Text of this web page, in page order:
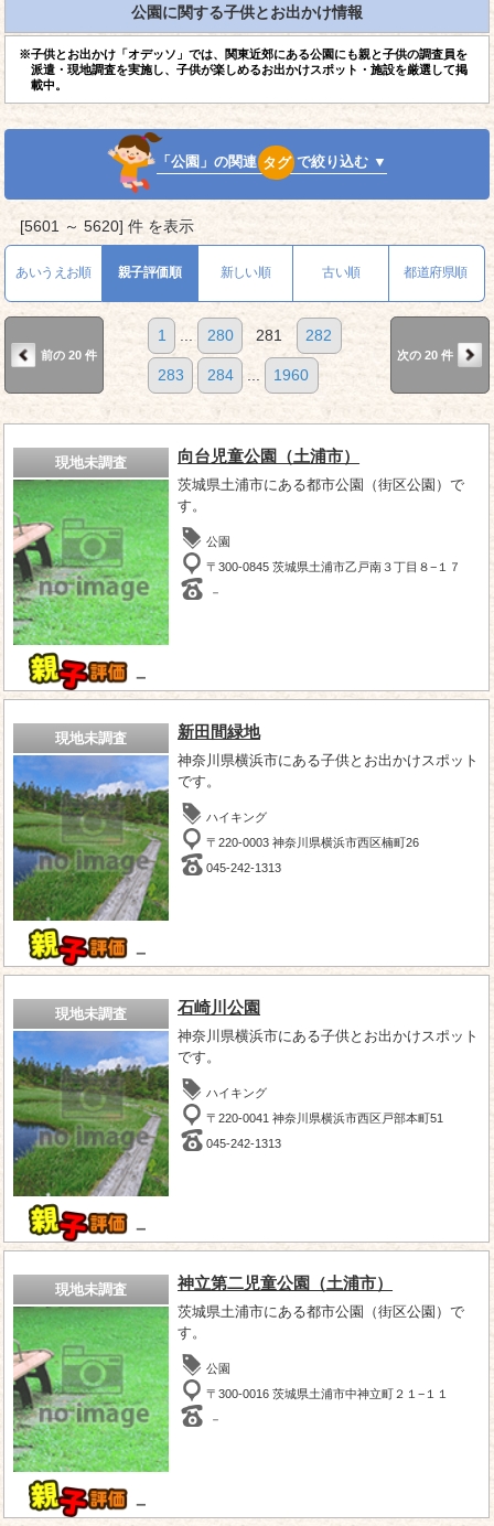
公園に関する子供とお出かけ情報
※子供とお出かけ「オデッソ」では、関東近郊にある公園にも親と子供の調査員を
派遣・現地調査を実施し、子供が楽しめるお出かけスポット・施設を厳選して掲
載中。
「公園」の関連 タグ で絞り込む ▼
[5601 ～ 5620] 件 を表示
あいうえお順 親子評価順 新しい順 古い順 都道府県順
前の 20 件
1 ... 280 281 282
283 284 ... 1960
次の 20 件
現地未調査
－
向台児童公園（土浦市）
茨城県土浦市にある都市公園（街区公園）で
す。
公園
〒300-0845 茨城県土浦市乙戸南３丁目８−１７
－
現地未調査
－
新田間緑地
神奈川県横浜市にある子供とお出かけスポット
です。
ハイキング
〒220-0003 神奈川県横浜市西区楠町26
045-242-1313
現地未調査
－
石崎川公園
神奈川県横浜市にある子供とお出かけスポット
です。
ハイキング
〒220-0041 神奈川県横浜市西区戸部本町51
045-242-1313
現地未調査
－
神立第二児童公園（土浦市）
茨城県土浦市にある都市公園（街区公園）で
す。
公園
〒300-0016 茨城県土浦市中神立町２１−１１
－